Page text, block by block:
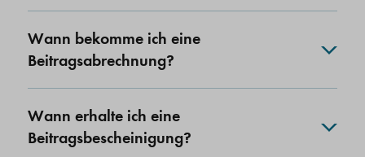
Wann bekomme ich eine
Beitragsabrechnung?
Wann erhalte ich eine
Beitragsbescheinigung?